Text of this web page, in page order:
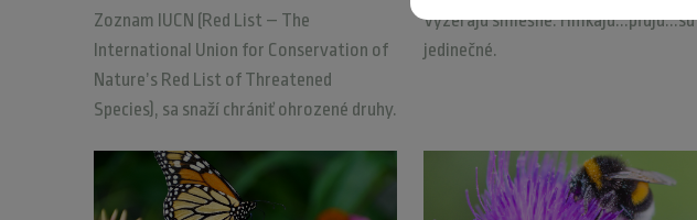
Zoznam IUCN (Red List – The
International Union for Conservation of
Nature’s Red List of Threatened
Species), sa snaží chrániť ohrozené druhy.
Vyzerajú smiešne. Hmkajú...pľujú...sú
jedinečné.